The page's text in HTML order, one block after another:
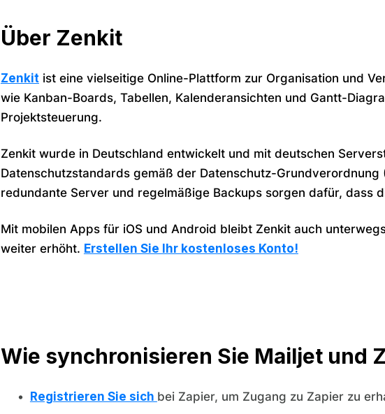
Über Zenkit
Zenkitist eine vielseitige Online-Plattform zur Organisation und
wie Kanban-Boards, Tabellen, Kalenderansichten und Gantt-
Projektsteuerung.
Zenkit wurde in Deutschland entwickelt und mit deutschen
Datenschutzstandards gemäß der Datenschutz-
redundante Server und regelmäßige Backups sorgen dafür, dass
Mit mobilen Apps für iOS und Android bleibt Zenkit auch
weiter erhöht. Erstellen Sie Ihr kostenloses Konto!
Wie synchronisieren Sie Mailjet und
Registrieren Sie sich bei Zapier, um Zugang zu Zapier zu